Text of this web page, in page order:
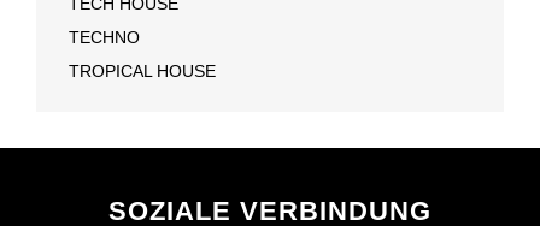
TECHNO
TROPICAL HOUSE
SOZIALE VERBINDUNG